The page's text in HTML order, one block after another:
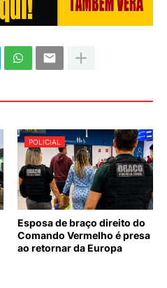
POLICIAL
Esposa de braço direito do
Comando Vermelho é presa
ao retornar da Europa